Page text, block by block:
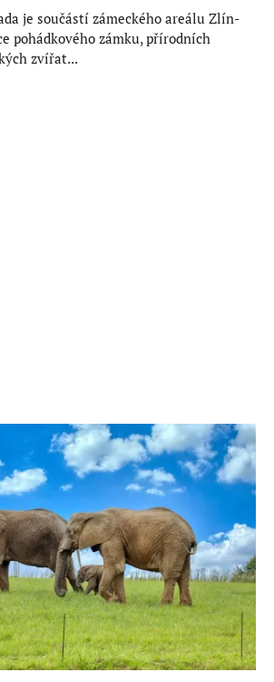
je součástí zámeckého areálu Zlín-
pohádkového zámku, přírodních
zvířat...